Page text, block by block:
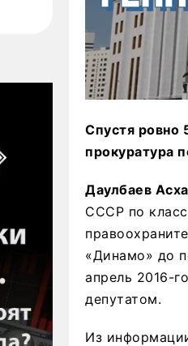
Спустя ровно
прокуратура
Даулбаев
СССР по
«Динамо» до
апрель 2016-
депутатом.
Из